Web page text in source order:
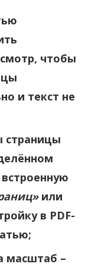
, чтобы
и текст не
страницы
или
в PDF-
масштаб –